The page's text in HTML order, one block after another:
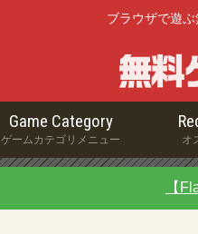
ブラウザで遊
Game Category
ゲームカテゴリメニュー オ
【